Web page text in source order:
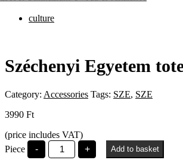
culture
Széchenyi Egyetem
Category: Accessories Tags: SZE, SZE
3990 Ft
(price includes VAT)
Piece
-
Széchenyi
Egyetem
+ Add to basket